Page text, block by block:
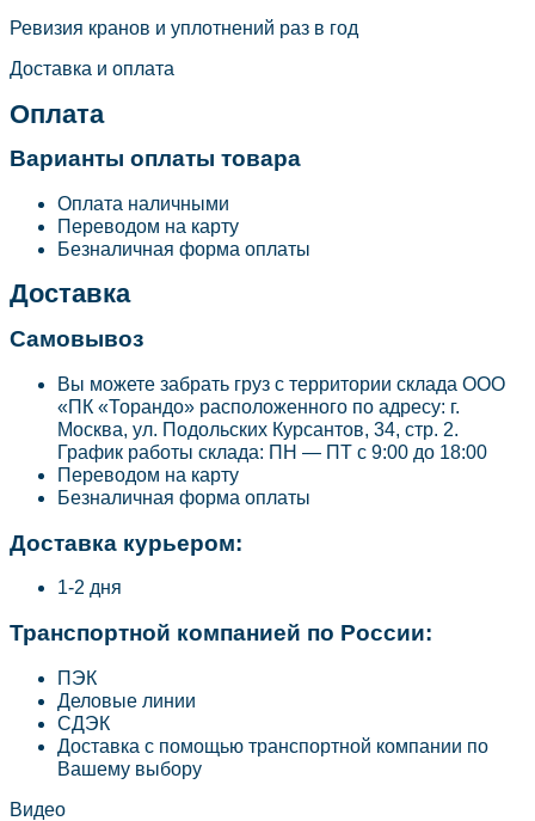
Ревизия кранов и уплотнений раз в год
Доставка и оплата
Оплата
Варианты оплаты товара
Оплата наличными
Переводом на карту
Безналичная форма оплаты
Доставка
Самовывоз
Вы можете забрать груз с территории склада ООО
«ПК «Торандо» расположенного по адресу: г.
Москва, ул. Подольских Курсантов, 34, стр. 2.
График работы склада: ПН — ПТ с 9:00 до 18:00
Переводом на карту
Безналичная форма оплаты
Доставка курьером:
1-2 дня
Транспортной компанией по России:
ПЭК
Деловые линии
СДЭК
Доставка с помощью транспортной компании по
Вашему выбору
Видео